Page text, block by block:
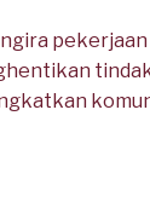
pekerjaan